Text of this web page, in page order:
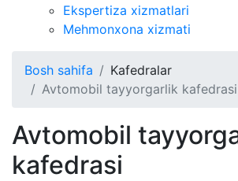
Ekspertiza xizmatlari
Mehmonxona xizmati
Bosh sahifa
Kafedralar
Avtomobil tayyorgarlik kafedrasi
Avtomobil
kafedrasi